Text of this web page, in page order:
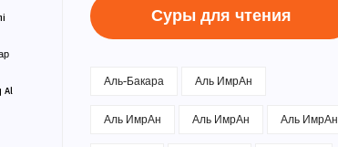
Суры для чтения
Аль-Бакара
Аль ИмрАн
Аль ИмрАн
Аль ИмрАн
Аль ИмрАн